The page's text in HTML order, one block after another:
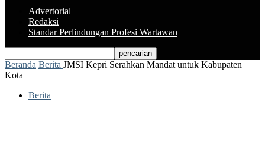
Advertorial
Redaksi
Standar Perlindungan Profesi Wartawan
Beranda Berita JMSI Kepri Serahkan Mandat untuk Kabupaten
Kota
Berita